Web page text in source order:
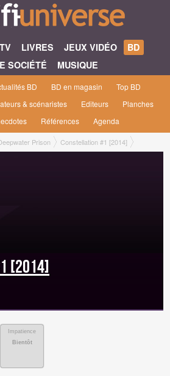
LIVRES JEUX VIDÉO
BD
SOCIÉTÉ
MUSIQUE
BD BD en magasin
Top BD
& scénaristes Editeurs
Planches
Références Agenda
Prison Constellation #1 [2014]
[2014]
Impatience
Bientôt